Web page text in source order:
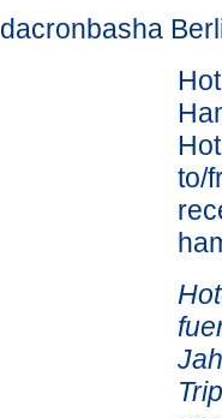
dacronbasha
to/